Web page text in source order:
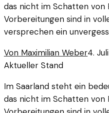
das nicht im Schatten von
Vorbereitungen sind in
versprechen ein
Von Maximilian Weber4.
Aktueller Stand
Im Saarland steht ein
das nicht im Schatten von